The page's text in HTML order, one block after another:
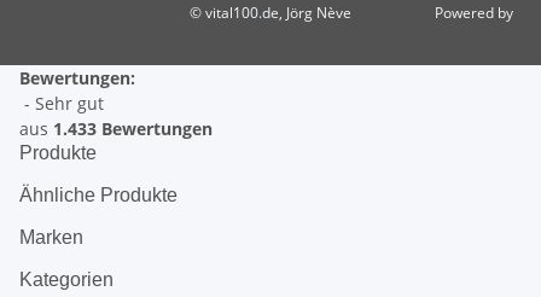
© vital100.de, Jörg Nève
Powered by
Bewertungen:
- Sehr gut
aus 1.433 Bewertungen
Produkte
Ähnliche Produkte
Marken
Kategorien